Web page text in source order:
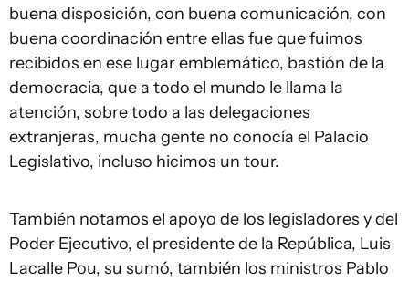
buena disposición, con buena comunicación, con
buena coordinación entre ellas fue que fuimos
recibidos en ese lugar emblemático, bastión de la
democracia, que a todo el mundo le llama la
atención, sobre todo a las delegaciones
extranjeras, mucha gente no conocía el Palacio
Legislativo, incluso hicimos un tour.
También notamos el apoyo de los legisladores y del
Poder Ejecutivo, el presidente de la República, Luis
Lacalle Pou, su sumó, también los ministros Pablo